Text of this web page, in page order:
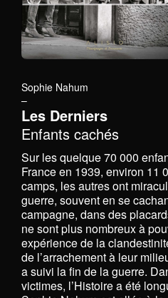
Sophie Nahum
–
Les Derniers
Enfants cachés
Sur les quelque 70 000
France en 1939, environ 11
camps, les autres ont
guerre, souvent en se
campagne, dans des
ne sont plus nombreux à
expérience de la
de l’arrachement à leur
a suivi la fin de la guerre.
victimes, l’Histoire a été